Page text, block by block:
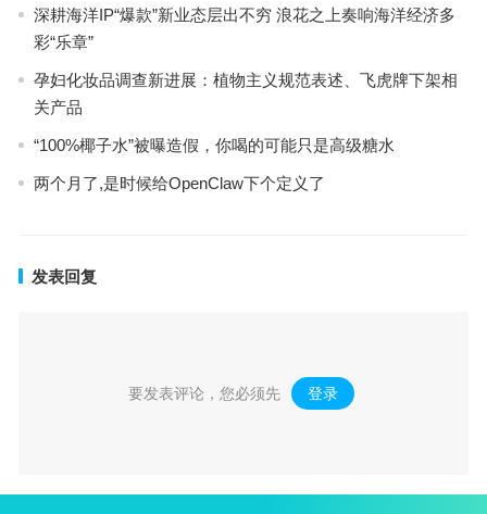
深耕海洋IP“爆款”新业态层出不穷 浪花之上奏响海洋经济多
彩“乐章”
孕妇化妆品调查新进展：植物主义规范表述、飞虎牌下架相
关产品
“100%椰子水”被曝造假，你喝的可能只是高级糖水
两个月了,是时候给OpenClaw下个定义了
发表回复
要发表评论，您必须先 登录 。